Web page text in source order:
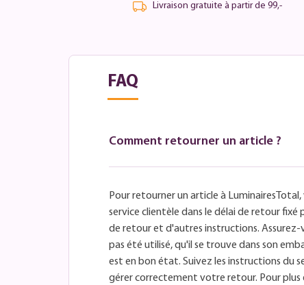
Livraison gratuite à partir de 99,-
FAQ
Comment retourner un article ?
Pour retourner un article à
service clientèle dans le délai de retour fixé
de retour et d'autres instructions. Assurez-
pas été utilisé, qu'il se trouve dans son
est en bon état. Suivez les instructions du
gérer correctement votre retour. Pour